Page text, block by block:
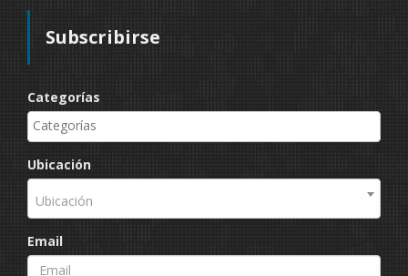
Subscribirse
Categorías
Ubicación
Ubicación
Email